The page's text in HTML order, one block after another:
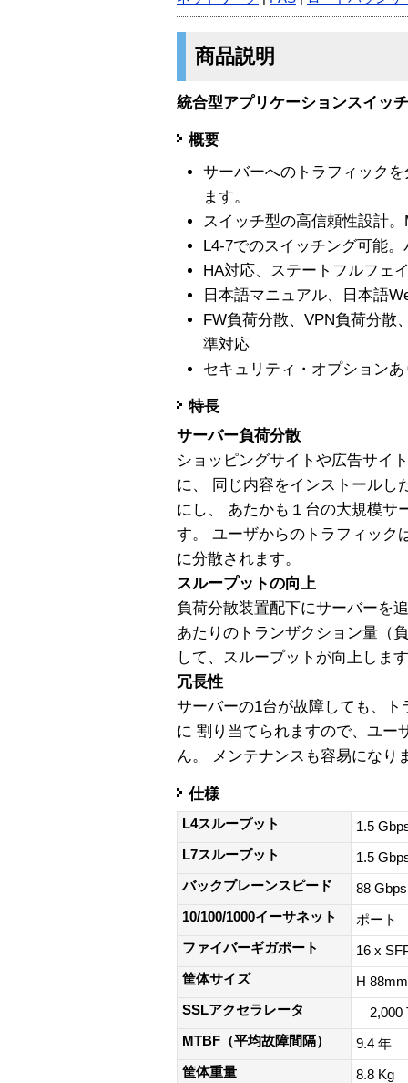
商品説明
統合型アプリケーションスイッ
概要
サーバーへのトラフィック
ます。
スイッチ型の高信頼性設計
L4-7でのスイッチング可能
HA対応、ステートフルフェ
日本語マニュアル、日本語
FW負荷分散、VPN負荷分散
準対応
セキュリティ・オプション
特長
サーバー負荷分散
ショッピングサイトや広告サイ
に、 同じ内容をインストールし
にし、 あたかも１台の大規模サ
す。 ユーザからのトラフィック
に分散されます。
スループットの向上
負荷分散装置配下にサーバーを
あたりのトランザクション量（
して、スループットが向上しま
冗長性
サーバーの1台が故障しても、
に 割り当てられますので、ユー
ん。 メンテナンスも容易になり
仕様
L4スループット
1.5
L7スループット
1.5
バックプレーンスピード
88 Gbps
10/100/1000イーサネット
ポート
ファイバーギガポート
16 x
筐体サイズ
H
SSLアクセラレータ
2,000
MTBF（平均故障間隔）
9.4 年
筐体重量
8.8 Kg